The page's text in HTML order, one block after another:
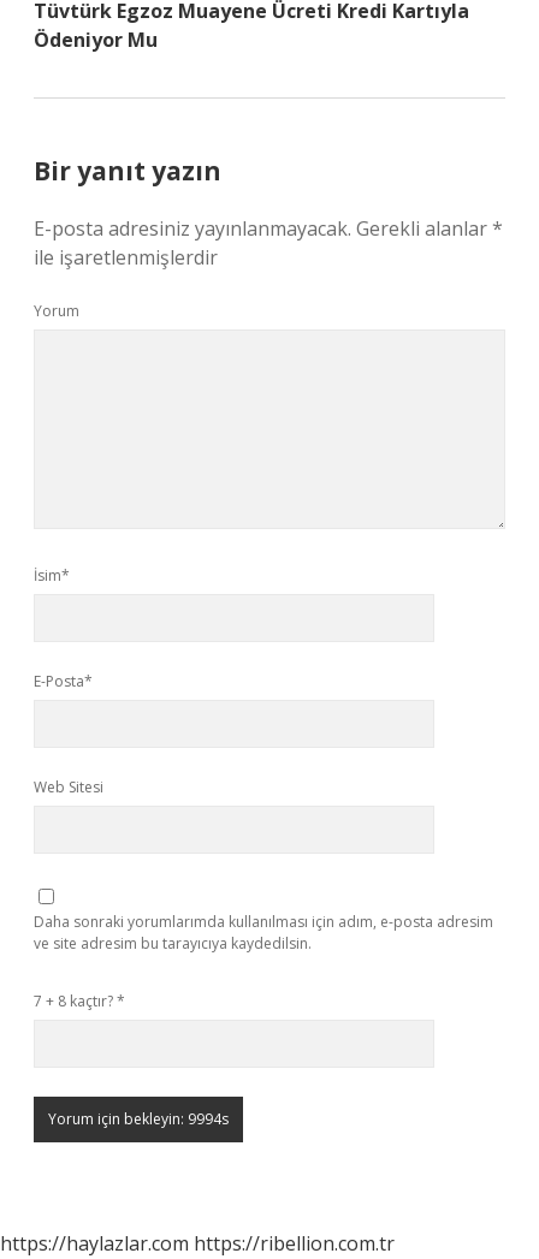
Tüvtürk Egzoz Muayene Ücreti Kredi Kartıyla
Ödeniyor Mu
Bir yanıt yazın
E-posta adresiniz yayınlanmayacak. Gerekli alanlar*
ile işaretlenmişlerdir
Yorum
İsim*
E-Posta*
Web Sitesi
Daha sonraki yorumlarımda kullanılması için adım, e-posta adresim
ve site adresim bu tarayıcıya kaydedilsin.
7 + 8 kaçtır?*
https://haylazlar.com https://ribellion.com.tr